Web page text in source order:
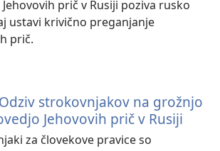
prič v Rusiji poziva rusko
ustavi krivično preganjanje
prič.
strokovnjakov na grožnjo
Jehovovih prič v Rusiji
za človekove pravice so